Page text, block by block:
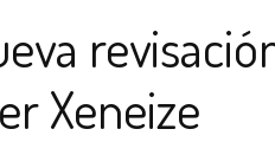
Xeneize